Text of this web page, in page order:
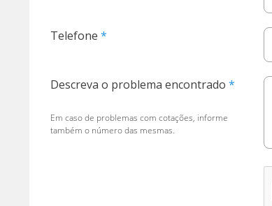
Telefone
Descreva o problema encontrado
Em caso de problemas com cotações, informe
também o número das mesmas.